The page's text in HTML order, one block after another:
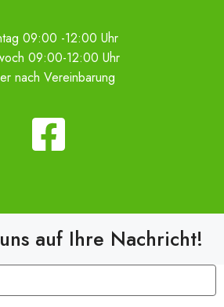
09:00 -12:00 Uhr
09:00-12:00 Uhr
nach Vereinbarung
auf Ihre Nachricht!